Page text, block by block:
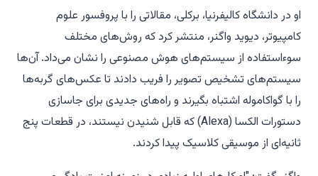
او در دانشگاه کالیفرنیا، برکلی، مقالاتی را با پروفسور علوم
کامپیوتر، دیوید واگنر، منتشر کرد که روش‌های مختلف
سوءاستفاده از سیستم‌های هوش مصنوعی را نشان می‌داد. آن‌ها
سیستم‌های تشخیص تصویر را فریب دادند تا عکس‌های گربه‌ها
را با گواکاموله اشتباه بگیرند و راه‌های جدیدی برای جاسازی
دستورات الکسا (Alexa) که قابل شنیدن نیستند، در قطعات پنج
ثانیه‌ای از موسیقی کلاسیک پیدا کردند.